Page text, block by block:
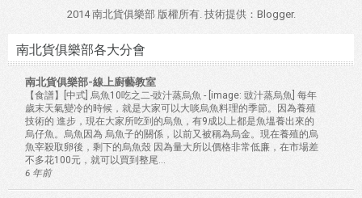
2014 南北貨俱樂部 版權所有. 技術提供： Blogger.
南北貨俱樂部各大分會
南北貨俱樂部-線上廚藝教室
【食譜】[中式] 烏魚10吃之二-豉汁蒸烏魚 - [image: 豉汁蒸烏魚] 每年
歲末天氣變冷的時候，就是大家可以大啖烏魚料理的季節。因為養殖
技術的 進步，現在大家所吃到的烏魚，有9成以上都是魚塭養出來的
烏仔魚。烏魚因為 烏魚子的關係，以前又被稱為烏金。現在養殖的烏
魚宰殺取卵後，剩下的烏魚殼 因為量大所以價格非常低廉，在市場差
不多花100元，就可以買到整尾...
6 年前